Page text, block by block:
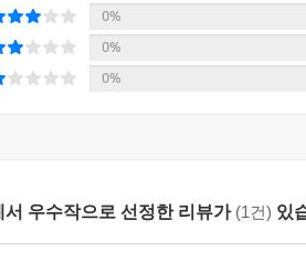
스퍼 기술은 식량 문제 해결에 관해서
국에서는 피부에 와닿지 않지만, 그렇
은 이러한 맬서스의 저주를 피할 수 있
를 동시에 만들어낼 것이다.”_월터 아
0%
0%
0%
서 우수작으로 선정한 리뷰가 (1건) 있